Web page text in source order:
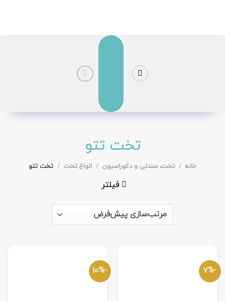
تخت تتو
خانه / تخت، صندلی و دکوراسیون / انواع تخت / تخت تتو
فیلتر
-7%
-10%